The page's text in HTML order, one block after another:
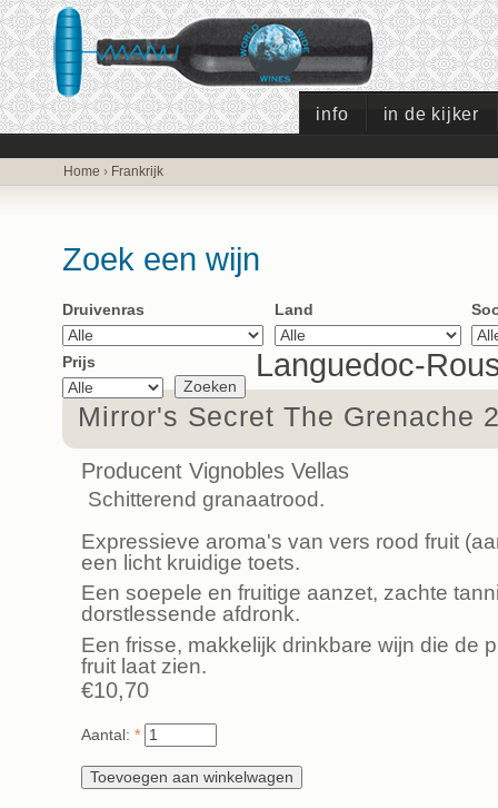
info in de kijker
Home › Frankrijk
Zoek een wijn
Druivenras Land
Prijs Languedoc-
Mirror's Secret The Grenache
Producent Vignobles Vellas
Schitterend granaatrood.
Expressieve aroma's van vers rood fruit
een licht kruidige toets.
Een soepele en fruitige aanzet, zachte
dorstlessende afdronk.
Een frisse, makkelijk drinkbare wijn die de
fruit laat zien.
€10,70
Aantal: *